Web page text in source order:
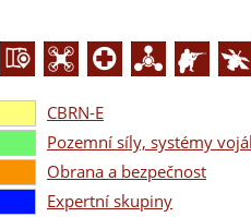
CBRN-E
Pozemní síly, systémy
Obrana a bezpečnost
Expertní skupiny